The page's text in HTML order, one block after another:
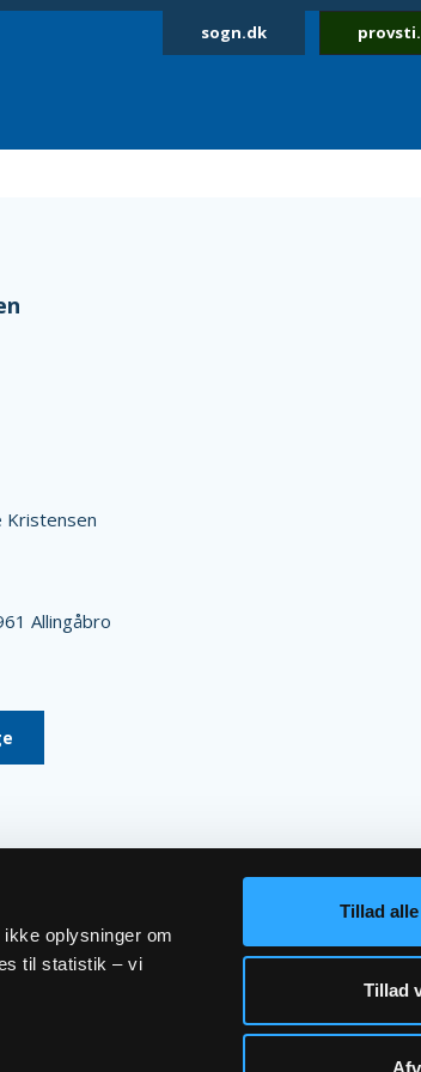
oplysninger om
til statistik – vi
Tillad
Tillad
sogn.dk
Kristensen
Allingåbro